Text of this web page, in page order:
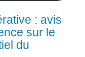
: avis
sur le
du